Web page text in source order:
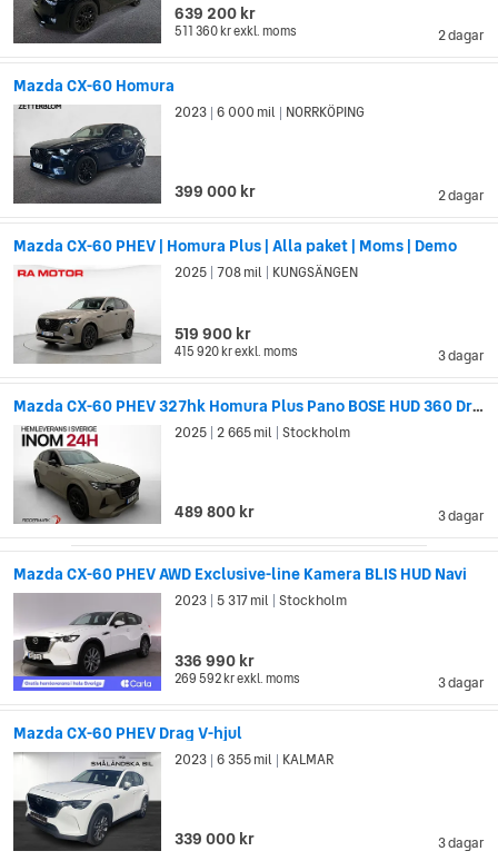
2 dagar
639 200 kr
511 360 krexkl. moms
Mazda CX-60 Homura
2 dagar
2023 6 000 mil NORRKÖPING
399 000 kr
Mazda CX-60 PHEV | Homura Plus | Alla paket | Moms | Demo
3 dagar
2025 708 mil KUNGSÄNGEN
519 900 kr
415 920 krexkl. moms
Mazda CX-60 PHEV 327hk Homura Plus Pano BOSE HUD 360 Drag
3 dagar
2025 2 665 mil Stockholm
489 800 kr
Mazda CX-60 PHEV AWD Exclusive-line Kamera BLIS HUD Navi
3 dagar
2023 5 317 mil Stockholm
336 990 kr
269 592 krexkl. moms
Mazda CX-60 PHEV Drag V-hjul
3 dagar
2023 6 355 mil KALMAR
339 000 kr